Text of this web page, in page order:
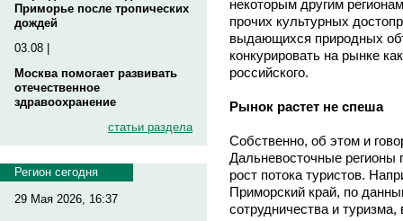
Приморье после тропических
дождей
03.08 |
Москва помогает развивать
отечественное
здравоохранение
статьи раздела
Регион сегодня
29 Мая 2026, 16:37
некоторым другим
прочих культурных
выдающихся природных
конкурировать на рынке
российского.
Рынок растет не спеша
Собственно, об этом и
Дальневосточные регионы
рост потока туристов.
Приморский край, по
сотрудничества и